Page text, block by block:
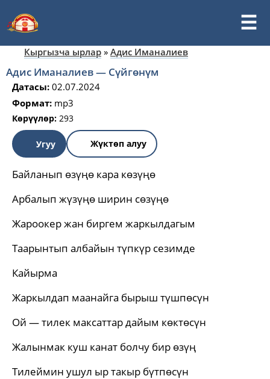
Кыргызча ырлар » Адис Иманалиев
Адис Иманалиев — Сүйгөнүм
Датасы: 02.07.2024
Формат: mp3
Көрүүлөр: 293
Угуу Жүктөп алуу
Байланып өзүңө кара көзүңө
Арбалып жүзүңө ширин сөзүңө
Жароокер жан биргем жаркылдагым
Таарынтып албайын түпкүр сезимде
Кайырма
Жаркылдап маанайга бырыш түшпөсүн
Ой — тилек максаттар дайым көктөсүн
Жалынмак куш канат болчу бир өзүң
Тилеймин ушул ыр такыр бүтпөсүн